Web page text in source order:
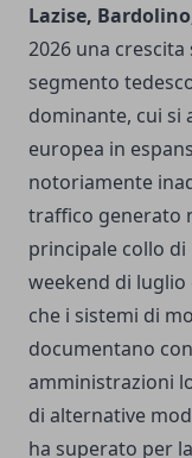
Lazise,
2026 una
segmento
dominante, cui si
europea in
notoriamente
traffico generato
principale collo di
weekend di
che i sistemi di
documentano
amministrazioni
di alternative
ha superato per